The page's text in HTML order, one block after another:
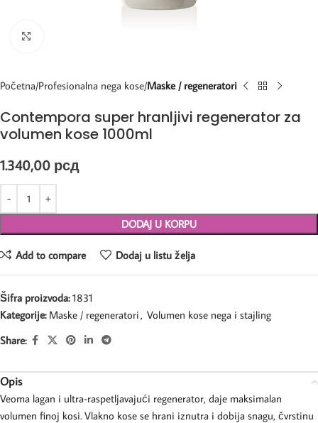
Početna Profesionalna nega kose Maske / regeneratori
Contempora super hranljivi regenerator za
volumen kose 1000ml
1.340,00 рсд
DODAJ U KORPU
Add to compare Dodaj u listu želja
Šifra proizvoda:1831
Kategorije: Maske / regeneratori, Volumen kose nega i stajling
Share:
Opis
Veoma lagan i ultra-raspetljavajući regenerator, daje maksimalan
volumen finoj kosi. Vlakno kose se hrani iznutra i dobija snagu, čvrstinu